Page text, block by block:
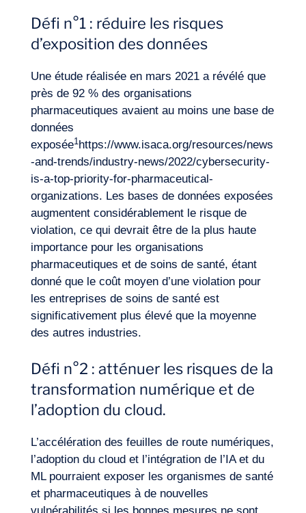
Défi n°1 : réduire les risques
d’exposition des données
Une étude réalisée en mars 2021 a révélé que
près de 92 % des organisations
pharmaceutiques avaient au moins une base de
données
exposée1https://www.isaca.org/resources/news
-and-trends/industry-news/2022/cybersecurity-
is-a-top-priority-for-pharmaceutical-
organizations. Les bases de données exposées
augmentent considérablement le risque de
violation, ce qui devrait être de la plus haute
importance pour les organisations
pharmaceutiques et de soins de santé, étant
donné que le coût moyen d’une violation pour
les entreprises de soins de santé est
significativement plus élevé que la moyenne
des autres industries.
Défi n°2 : atténuer les risques de la
transformation numérique et de
l’adoption du cloud.
L’accélération des feuilles de routenumériques,
l’adoption du cloud et l’intégration de l’IA et du
ML pourraient exposer les organismes de santé
et pharmaceutiques à de nouvelles